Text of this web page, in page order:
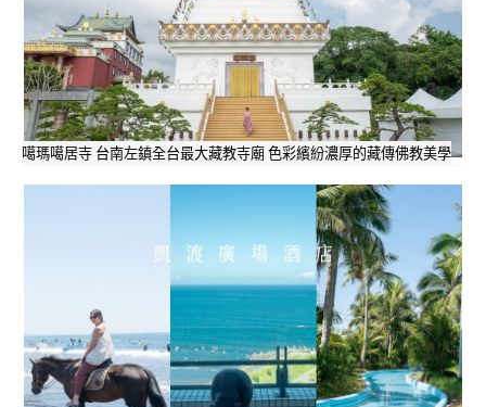
噶瑪噶居寺 台南左鎮全台最大藏教寺廟 色彩繽紛濃厚的藏傳佛教美學